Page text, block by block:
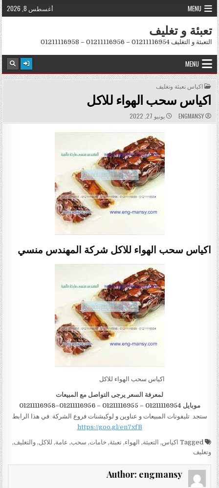
Skip to content
MENU أغسطس 8, 2026
تعبئة و تغليف
التعبئة و التغليف 01211116954 – 01211116956 – 01211116958
MENU
POSTED IN
اكياس تعبئة وتغليف
اكياس سحب الهواء للاكل
AUTHOR:
ENGMANSY
PUBLISHED DATE:
يونيو 27, 2022
اكياس سحب الهواء للاكل شركة المهندس منسي
اكياس سحب الهواء للاكل
لمعرفة السعر يرجى التواصل مع المبيعات
موبايل 01211116954 – 01211116955 – 01211116956–01211116958
ستجد تليفونات المبيعات و عناوين و لوكيشنات فروع الشركة في هذا الرابط
https://goo.gl/en7xfB
Tagged اكياس, التعبئة, الهواء,تعبئة, خامات, سحب, عامة, للاكل,والتغليف,
وتغليف
Author: engmansy